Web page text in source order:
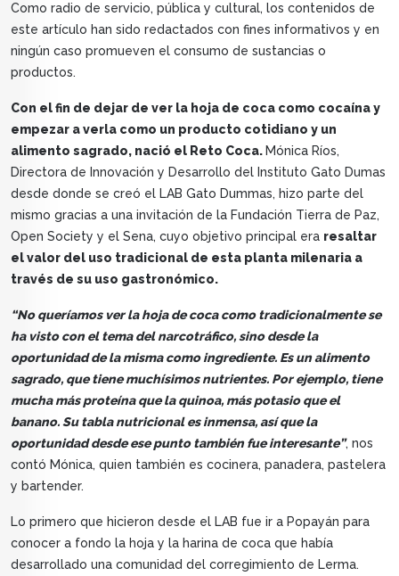
Como radio de servicio, pública y cultural, los contenidos de
este artículo han sido redactados con fines informativos y en
ningún caso promueven el consumo de sustancias o
productos.
Con el fin de dejar de ver la hoja de coca como cocaína y
empezar a verla como un producto cotidiano y un
alimento sagrado, nació el Reto Coca. Mónica Ríos,
Directora de Innovación y Desarrollo del Instituto Gato Dumas
desde donde se creó el LAB Gato Dummas, hizo parte del
mismo gracias a una invitación de la Fundación Tierra de Paz,
Open Society y el Sena, cuyo objetivo principal era resaltar
el valor del uso tradicional de esta planta milenaria a
través de su uso gastronómico.
“No queríamos ver la hoja de coca como tradicionalmente se
ha visto con el tema del narcotráfico, sino desde la
oportunidad de la misma como ingrediente. Es un alimento
sagrado, que tiene muchísimos nutrientes. Por ejemplo, tiene
mucha más proteína que la quinoa, más potasio que el
banano. Su tabla nutricional es inmensa, así que la
oportunidad desde ese punto también fue interesante”, nos
contó Mónica, quien también es cocinera, panadera, pastelera
y bartender.
Lo primero que hicieron desde el LAB fue ir a Popayán para
conocer a fondo la hoja y la harina de coca que había
desarrollado una comunidad del corregimiento de Lerma.